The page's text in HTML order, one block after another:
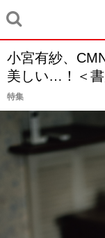
小宮有紗、
美しい…！＜書
特集